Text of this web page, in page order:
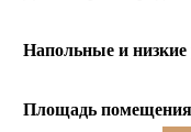
Напольные и
Площадь помещения